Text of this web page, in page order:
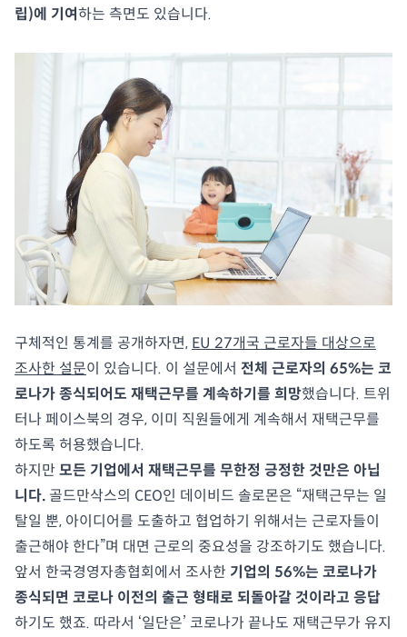
립)에 기여하는 측면도 있습니다.
구체적인 통계를 공개하자면, EU 27개국 근로자들 대상으로
조사한 설문이 있습니다. 이 설문에서 전체 근로자의 65%는 코
로나가 종식되어도 재택근무를 계속하기를 희망했습니다. 트위
터나 페이스북의 경우, 이미 직원들에게 계속해서 재택근무를
하도록 허용했습니다.
하지만 모든 기업에서 재택근무를 무한정 긍정한 것만은 아닙
니다. 골드만삭스의 CEO인 데이비드 솔로몬은 “재택근무는 일
탈일 뿐, 아이디어를 도출하고 협업하기 위해서는 근로자들이
출근해야 한다”며 대면 근로의 중요성을 강조하기도 했습니다.
앞서 한국경영자총협회에서 조사한 기업의 56%는 코로나가
종식되면 코로나 이전의 출근 형태로 되돌아갈 것이라고 응답
하기도 했죠. 따라서 ‘일단은’ 코로나가 끝나도 재택근무가 유지